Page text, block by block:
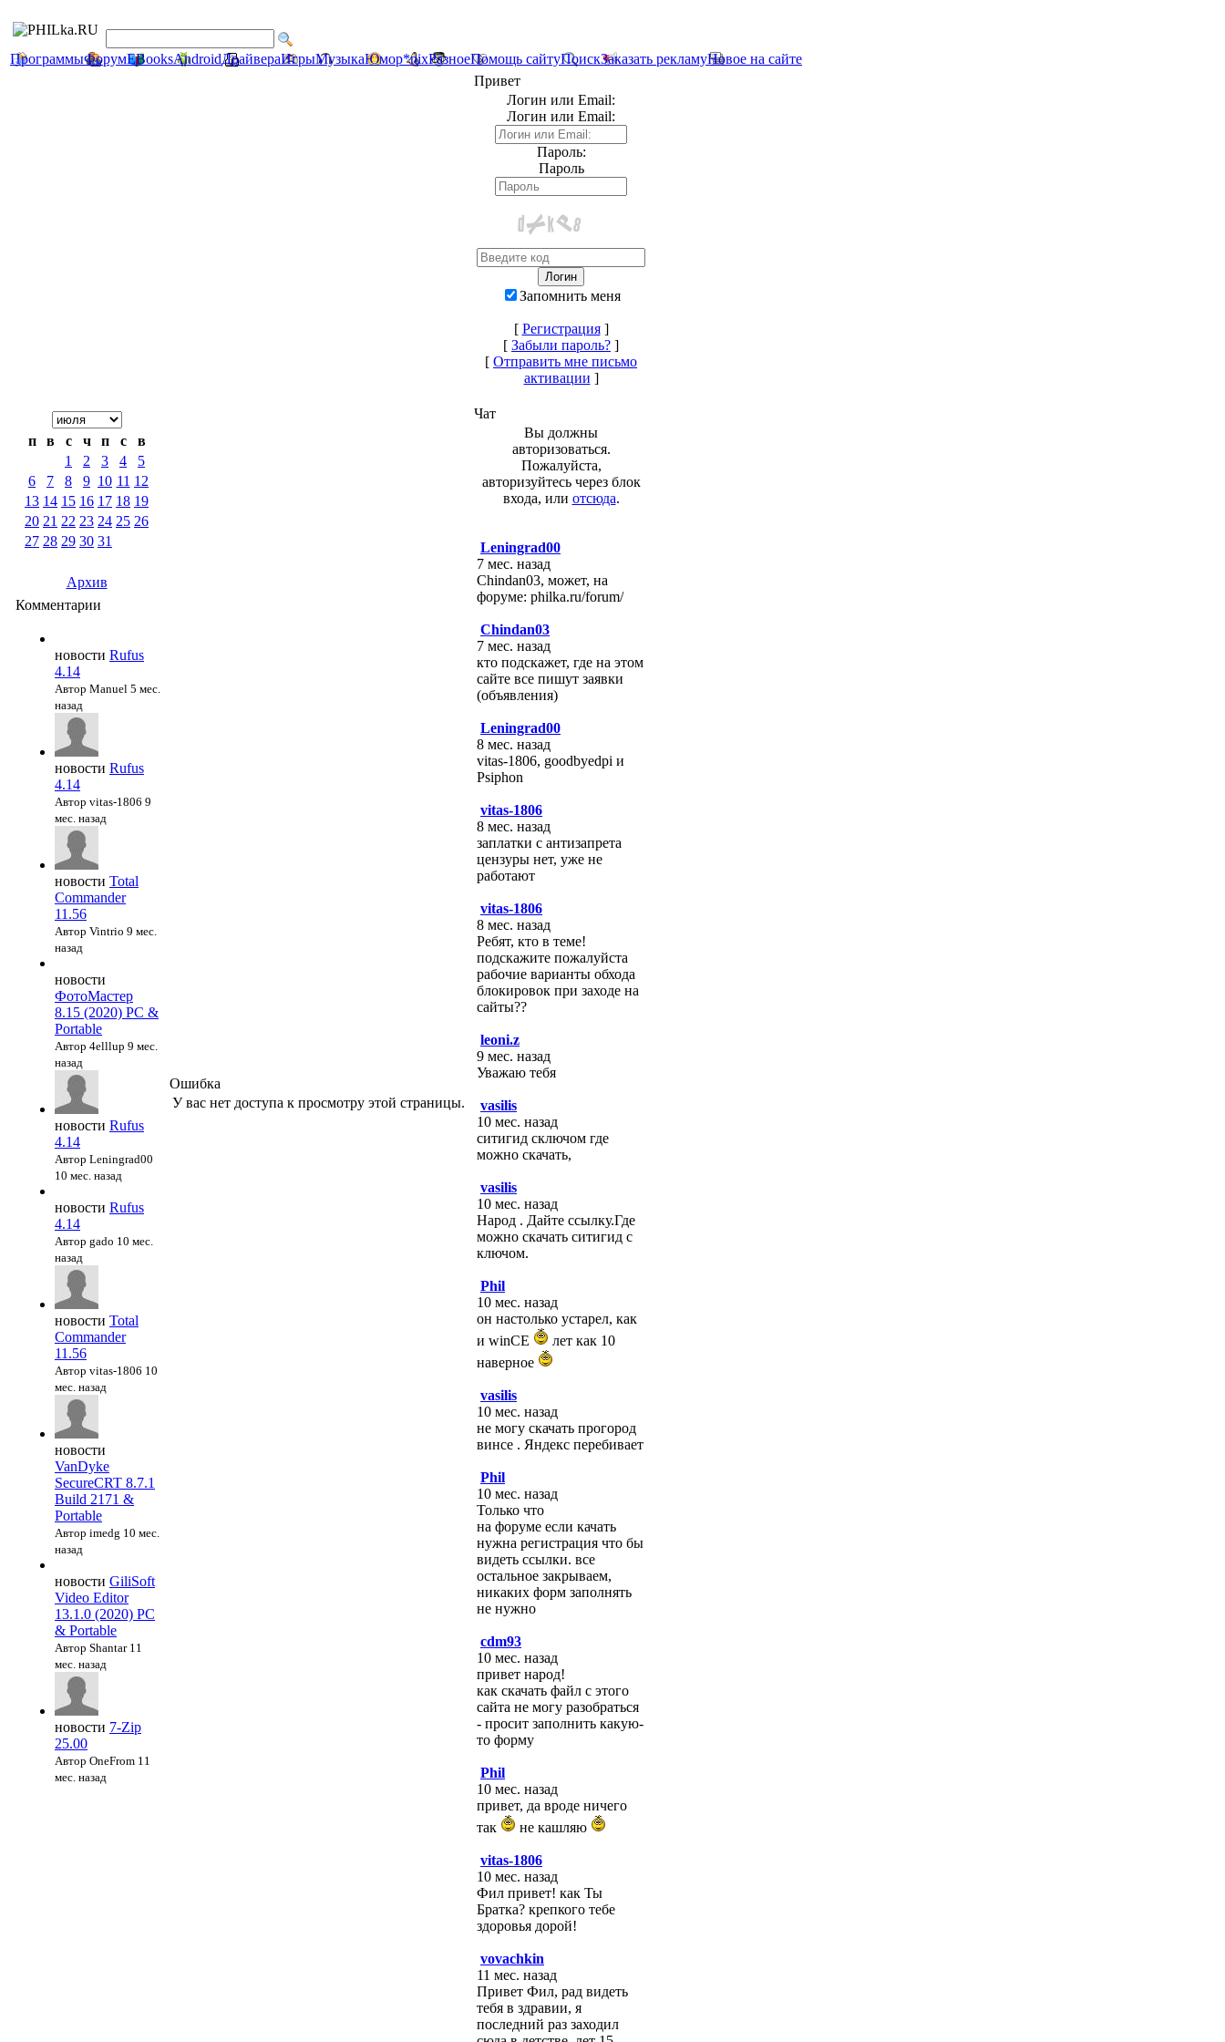
ПрограммыФорумEBooksAndroidДрайвераИгрыМузыкаЮмор*nixРазноеПомощь сайтуПоискЗаказать рекламуНовое на сайте
п в с ч п с
в
1
2 3 4
5
6
7 8 9 10 11 12
13 14 15 16 17 18 19
20 21 22 23 24 25 26
27 28 29 30 31
Архив
Комментарии
новости Rufus
4.14
Автор Manuel 5 мес.
назад
новости Rufus
4.14
Автор vitas-1806 9
мес. назад
новости Total
Commander
11.56
Автор Vintrio 9 мес.
назад
новости
ФотоМастер
8.15 (2020) PC &
Portable
Автор 4elllup 9 мес.
назад
новости Rufus
4.14
Автор Leningrad00
10 мес. назад
новости Rufus
4.14
Автор gado 10 мес.
назад
новости Total
Commander
11.56
Автор vitas-1806 10
мес. назад
новости
VanDyke
SecureCRT 8.7.1
Build 2171 &
Portable
Автор imedg 10 мес.
назад
новости GiliSoft
Video Editor
13.1.0 (2020) PC
& Portable
Автор Shantar 11
мес. назад
новости 7-Zip
25.00
Автор OneFrom 11
мес. назад
Ошибка
У вас нет доступа к просмотру этой страницы.
Привет
Логин или Email:
Логин или Email:
Пароль:
Пароль
Запомнить меня
[ Регистрация]
[ Забыли пароль? ]
[ Отправить мне письмо
активации ]
Чат
Вы должны
авторизоваться.
Пожалуйста,
авторизуйтесь через блок
входа, или отсюда.
Leningrad00
7 мес. назад
Chindan03, может, на
форуме: philka.ru/forum/
Chindan03
7 мес. назад
кто подскажет, где на этом
сайте все пишут заявки
(объявления)
Leningrad00
8 мес. назад
vitas-1806, goodbyedpi и
Psiphon
vitas-1806
8 мес. назад
заплатки с антизапрета
цензуры нет, уже не
работают
vitas-1806
8 мес. назад
Ребят, кто в теме!
подскажите пожалуйста
рабочие варианты обхода
блокировок при заходе на
сайты??
leoni.z
9 мес. назад
Уважаю тебя
vasilis
10 мес. назад
ситигид сключом где
можно скачать,
vasilis
10 мес. назад
Народ . Дайте ссылку.Где
можно скачать ситигид с
ключом.
Phil
10 мес. назад
он настолько устарел, как
и winCE
лет как 10
наверное
vasilis
10 мес. назад
не могу скачать прогород
винсе . Яндекс перебивает
Phil
10 мес. назад
Только что
на форуме если качать
нужна регистрация что бы
видеть ссылки. все
остальное закрываем,
никаких форм заполнять
не нужно
cdm93
10 мес. назад
привет народ!
как скачать файл с этого
сайта не могу разобраться
- просит заполнить какую-
то форму
Phil
10 мес. назад
привет, да вроде ничего
так
не кашляю
vitas-1806
10 мес. назад
Фил привет! как Ты
Братка? крепкого тебе
здоровья дорой!
vovachkin
11 мес. назад
Привет Фил, рад видеть
тебя в здравии, я
последний раз заходил